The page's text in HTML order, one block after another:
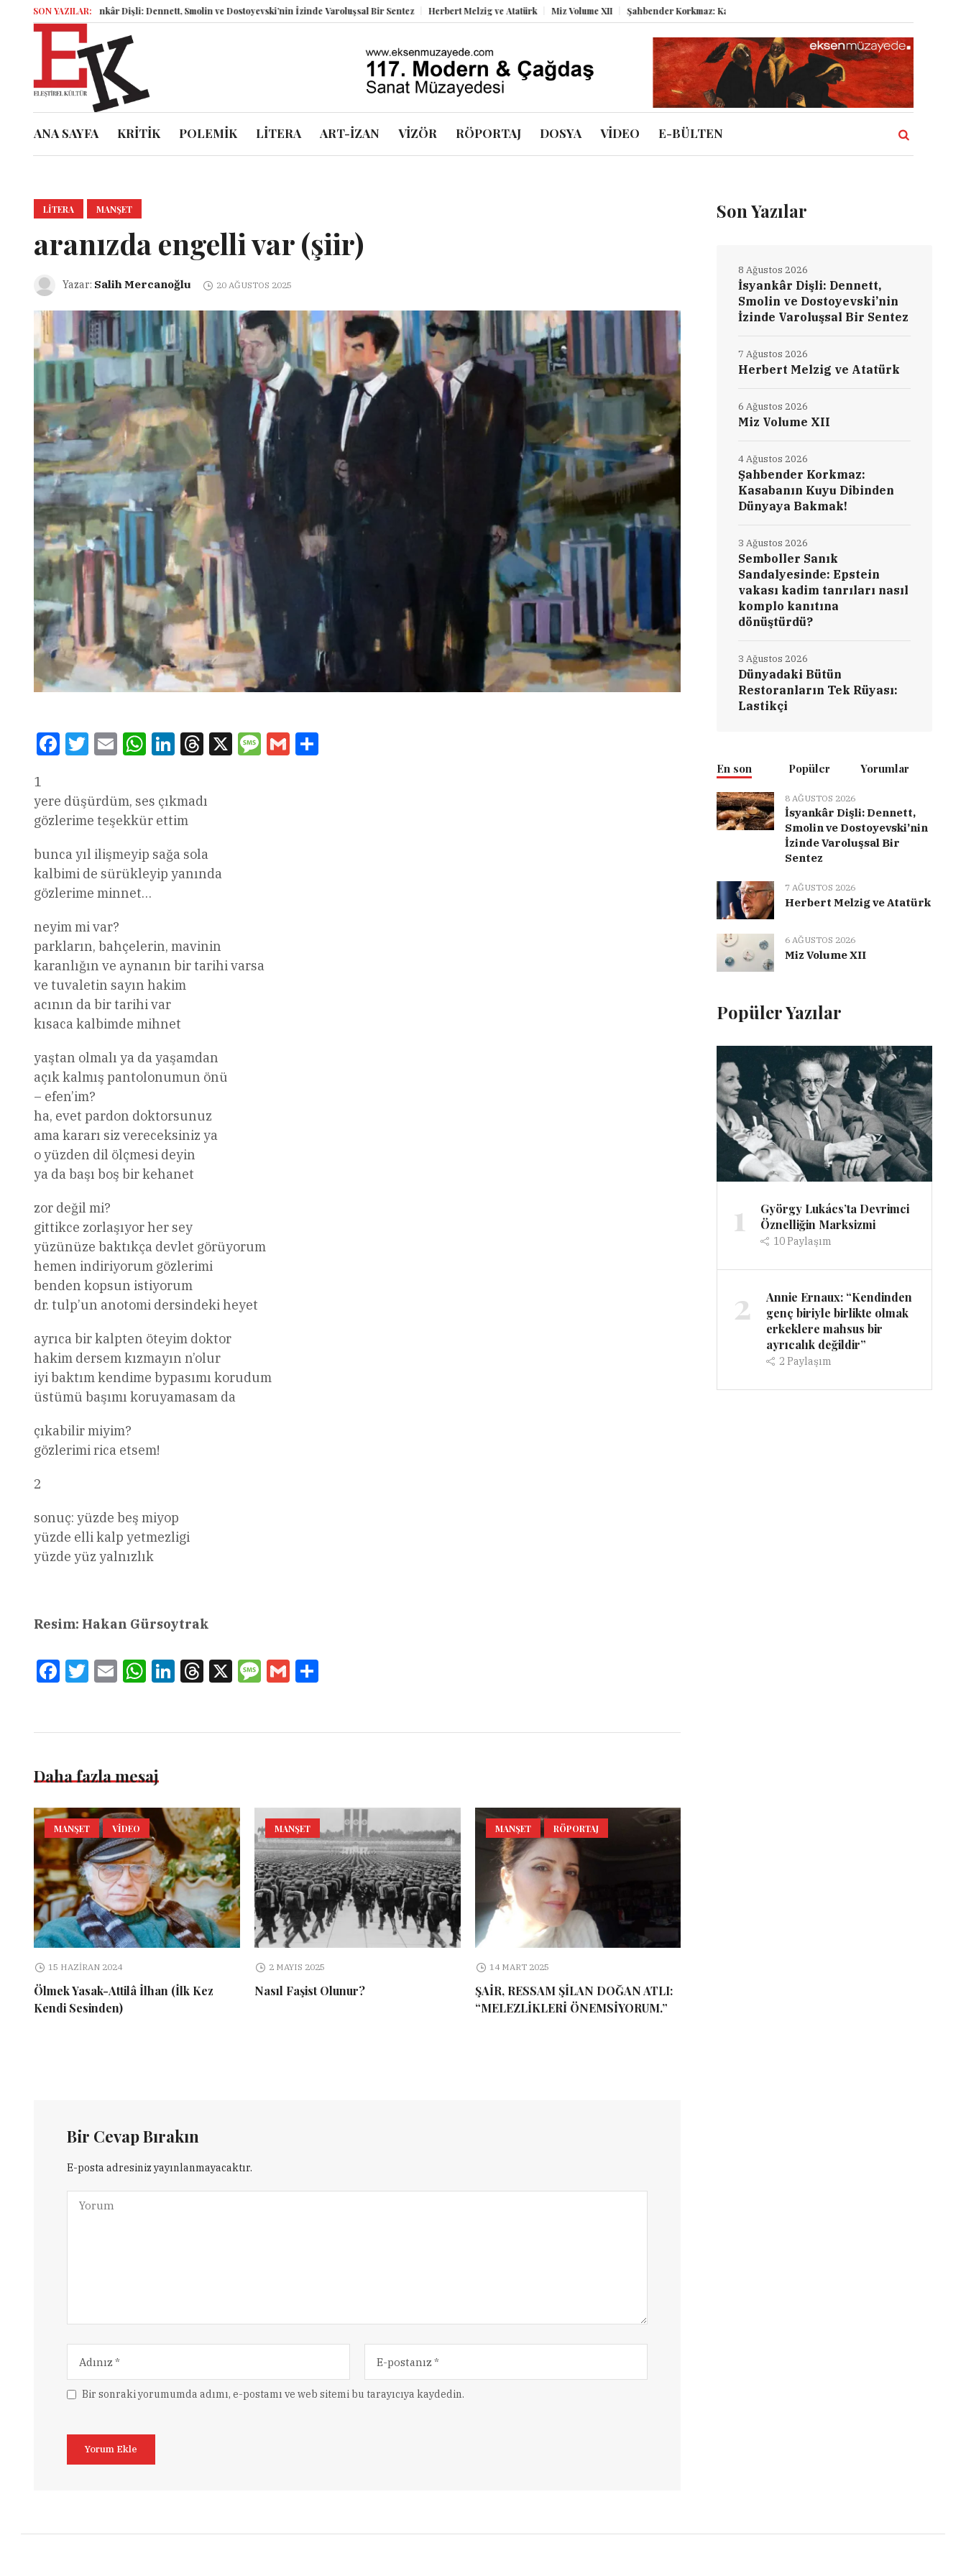
SON YAZILAR:
İsyankâr Dişli: Dennett, Smolin ve Dostoyevski’nin İzinde Varoluşsal Bir Sentez Herbert Melzig ve Atatürk Miz Volume XII Şahbender Korkmaz: Kasabanın Kuyu Dibinden Dünyaya Bakmak!
ANA SAYFA KRİTİK POLEMİK LİTERA ART-İZAN VİZÖR RÖPORTAJ DOSYA VİDEO E-BÜLTEN
LITERA MANŞET
aranızda engelli var (şiir)
Yazar: Salih Mercanoğlu 20 AĞUSTOS 2025
FacebookTwitterEmail WhatsAppLinkedInThreads
X Message
Gmail
1
yere düşürdüm, ses çıkmadı
gözlerime teşekkür ettim
bunca yıl ilişmeyip sağa sola
kalbimi de sürükleyip yanında
gözlerime minnet…
neyim mi var?
parkların, bahçelerin, mavinin
karanlığın ve aynanın bir tarihi varsa
ve tuvaletin sayın hakim
acının da bir tarihi var
kısaca kalbimde mihnet
yaştan olmalı ya da yaşamdan
açık kalmış pantolonumun önü
– efen’im?
ha, evet pardon doktorsunuz
ama kararı siz vereceksiniz ya
o yüzden dil ölçmesi deyin
ya da başı boş bir kehanet
zor değil mi?
gittikce zorlaşıyor her sey
yüzünüze baktıkça devlet görüyorum
hemen indiriyorum gözlerimi
benden kopsun istiyorum
dr. tulp’un anotomi dersindeki heyet
ayrıca bir kalpten öteyim doktor
hakim dersem kızmayın n’olur
iyi baktım kendime bypasımı korudum
üstümü başımı koruyamasam da
çıkabilir miyim?
gözlerimi rica etsem!
2
sonuç: yüzde beş miyop
yüzde elli kalp yetmezligi
yüzde yüz yalnızlık
Resim: Hakan Gürsoytrak
FacebookTwitterEmail WhatsAppLinkedInThreads
X Message
Gmail
Daha fazla mesaj
MANŞET VIDEO
15 HAZIRAN 2024
Ölmek Yasak-Attilâ İlhan (İlk Kez
Kendi Sesinden)
MANŞET
2 MAYIS 2025
Nasıl Faşist Olunur?
MANŞET RÖPORTAJ
14 MART 2025
ŞAİR, RESSAM ŞİLAN DOĞAN ATLI:
“MELEZLİKLERİ ÖNEMSİYORUM.”
Bir Cevap Bırakın
E-posta adresiniz yayınlanmayacaktır.
Bir sonraki yorumumda adımı, e-postamı ve web sitemi bu tarayıcıya kaydedin.
Son Yazılar
İsyankâr Dişli: Dennett,
Smolin ve Dostoyevski’nin
İzinde Varoluşsal Bir Sentez
8 Ağustos 2026
Herbert Melzig ve Atatürk
7 Ağustos 2026
Miz Volume XII
6 Ağustos 2026
Şahbender Korkmaz:
Kasabanın Kuyu Dibinden
Dünyaya Bakmak!
4 Ağustos 2026
Semboller Sanık
Sandalyesinde: Epstein
vakası kadim tanrıları nasıl
komplo kanıtına
dönüştürdü?
3 Ağustos 2026
Dünyadaki Bütün
Restoranların Tek Rüyası:
Lastikçi
3 Ağustos 2026
En son Popüler Yorumlar
8 AĞUSTOS 2026
İsyankâr Dişli: Dennett,
Smolin ve Dostoyevski’nin
İzinde Varoluşsal Bir
Sentez
7 AĞUSTOS 2026
Herbert Melzig ve Atatürk
6 AĞUSTOS 2026
Miz Volume XII
Popüler Yazılar
1
György Lukács’ta Devrimci
Öznelliğin Marksizmi
10Paylaşım
2
Annie Ernaux: “Kendinden
genç biriyle birlikte olmak
erkeklere mahsus bir
ayrıcalık değildir”
2Paylaşım